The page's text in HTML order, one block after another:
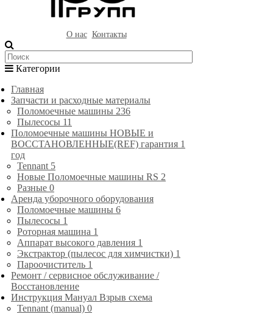
О нас Контакты
Категории
Главная
Запчасти и расходные материалы
Поломоечные машины 236
Пылесосы 11
Поломоечные машины НОВЫЕ и
ВОССТАНОВЛЕННЫЕ(REF) гарантия 1
год
Tennant 5
Новые Поломоечные машины RS 2
Разные 0
Аренда уборочного оборудования
Поломоечные машины 6
Пылесосы 1
Роторная машина 1
Аппарат высокого давления 1
Экстрактор (пылесос для химчистки) 1
Пароочиститель 1
Ремонт / сервисное обслуживание /
Восстановление
Инструкция Мануал Взрыв схема
Tennant (manual) 0